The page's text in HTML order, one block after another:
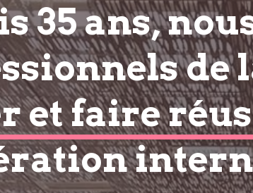
35 ans,
de
et faire